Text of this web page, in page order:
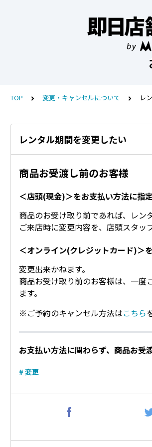
TOP 変更・キャンセルについて レ
レンタル期間を変更したい
商品お受渡し前のお客様
＜店頭(現金)＞をお支払い方法に指
商品のお受け取り前であれば、レン
ご来店時に変更内容を、店頭スタッ
＜オンライン(クレジットカード)＞
変更出来かねます。
商品お受け取り前のお客様は、一度
ます。
※ご予約のキャンセル方法はこちら
お支払い方法に関わらず、商品お受
# 変更